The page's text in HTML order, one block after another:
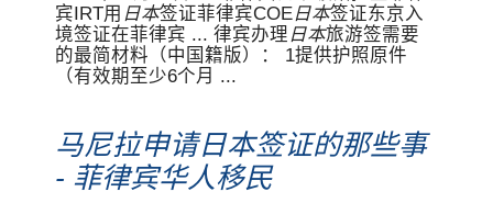
宾IRT用 日本签证菲律宾COE日本签证东京入
境签证在菲律宾 ... 律宾办理 日本旅游签需要
的最简材料（中国籍版）： 1提供护照原件
（有效期至少6个月 ...
马尼拉申请日本签证的那些事
- 菲律宾华人移民